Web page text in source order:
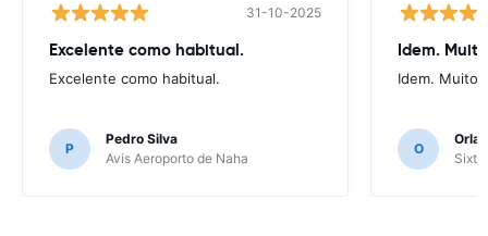
31-10-2025
Excelente como habitual.
Excelente como habitual.
P
Pedro Silva
Avis Aeroporto de Naha
Idem.
Idem. Muito
O
Sixt